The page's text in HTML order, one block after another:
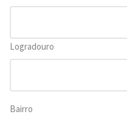
Logradouro
Bairro